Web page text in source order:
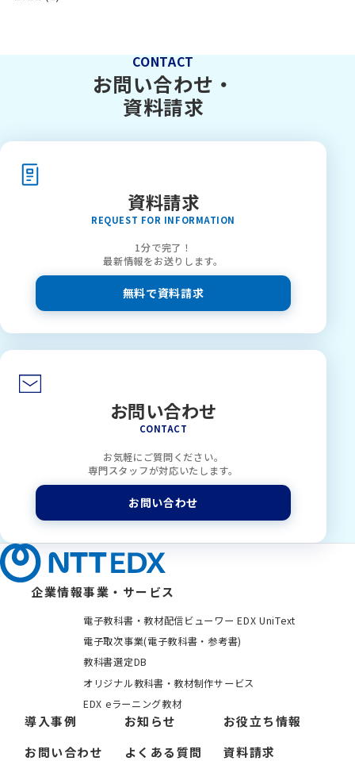
CONTACT
お問い合わせ・
資料請求
資料請求
REQUEST FOR INFORMATION
1分で完了！
最新情報をお送りします。
無料で資料請求
お問い合わせ
CONTACT
お気軽にご質問ください。
専門スタッフが対応いたします。
お問い合わせ
企業情報事業・サービス
電子教科書・教材配信ビューワー EDX UniText
電子取次事業(電子教科書・参考書)
教科書選定DB
オリジナル教科書・教材制作サービス
EDX eラーニング教材
導入事例 お知らせ
お役立ち情報
お問い合わせ
よくある質問 資料請求